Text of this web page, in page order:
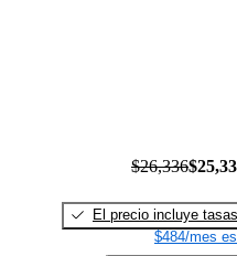
$26,336
El precio incluye tasas
$484/mes